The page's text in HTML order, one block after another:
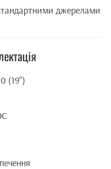
джерелами
(19")